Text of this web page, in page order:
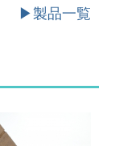
▶製品一覧